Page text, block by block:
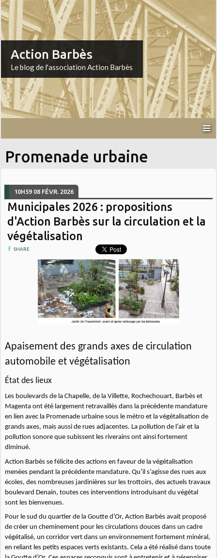
Action Barbès
Le blog de l'association Action Barbès
Promenade urbaine
10H59 08 FÉVR. 2026
Municipales 2026 : propositions
d'Action Barbès sur la circulation et la
végétalisation
SHARE
Apaisement des grands axes de circulation
automobile et végétalisation
État des lieux
Les boulevards de la Chapelle, de la Villette, Rochechouart, Barbès et
Magenta ont été largement retravaillés dans la précédente mandature
en lien avec la Promenade urbaine sous le métro et la végétalisation de
grands axes, mais aussi de rues adjacentes. La pollution de l’air et la
pollution sonore que subissent les riverains ont ainsi fortement
diminué.
Action Barbès se félicite des actions en faveur de la végétalisation
menées pendant la précédente mandature. Qu’il s’agisse des rues aux
écoles, des nombreuses jardinières sur les trottoirs, des actuels travaux
boulevard Denain, toutes ces interventions introduisant du végétal
sont les bienvenues.
Pour le sud du quartier de la Goutte d’Or, Action Barbès avait proposé
de créer un cheminement pour les circulations douces dans un cadre
végétalisé, un corridor vert dans un environnement fortement minéral,
en reliant les petits espaces verts existants. Cela a été réalisé dans toute